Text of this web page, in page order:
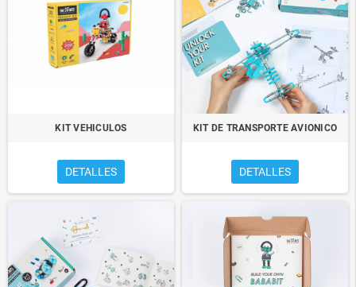
KIT VEHICULOS
DETALLES
KIT DE TRANSPORTE AVIONICO
DETALLES